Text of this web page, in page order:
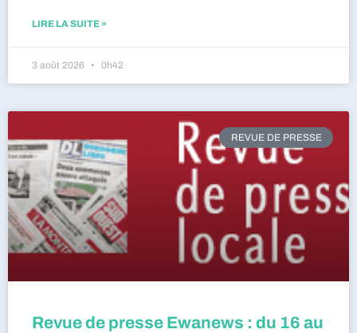
LIRE LA SUITE »
3 août 2026 0h42
REVUE DE PRESSE
Revue de presse Ewanews : du 16 au